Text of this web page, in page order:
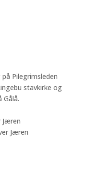
Pilegrimsleden
stavkirke og
Gålå.
Jæren